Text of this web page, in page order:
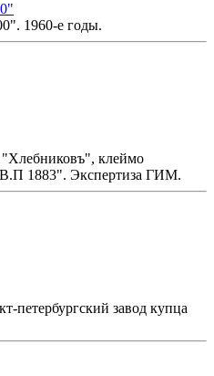
1960-е годы.
клеймо
1883". Экспертиза ГИМ.
петербургский завод купца